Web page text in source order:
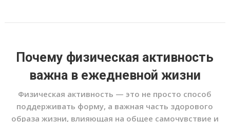
Почему физическая активность
важна в ежедневной жизни
Физическая активность — это не просто способ
поддерживать форму, а важная часть здорового
образа жизни, влияющая на общее самочувствие и